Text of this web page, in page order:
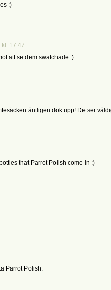
:)
17:47
att se dem swatchade :)
äntligen dök upp! De ser
that Parrot Polish come in :)
Parrot Polish.